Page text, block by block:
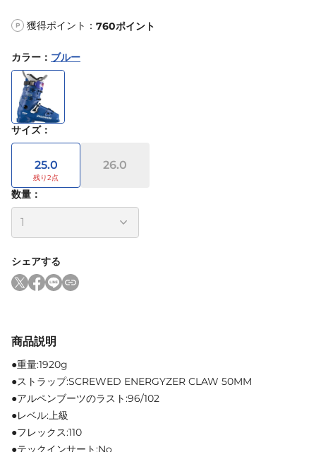
P 獲得ポイント： 760ポイント
カラー ： ブルー
サイズ：
25.0 26.0
数量：
シェアする
商品説明
●重量:1920g
●ストラップ:SCREWED ENERGYZER CLAW 50MM
●アルペンブーツのラスト:96/102
●レベル:上級
●フレックス:110
●テックインサート:No